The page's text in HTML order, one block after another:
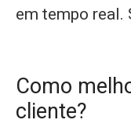
em tempo real.
Como
cliente?